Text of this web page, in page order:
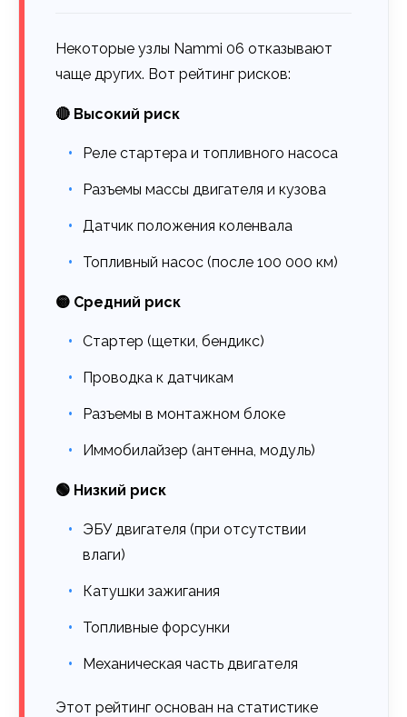
Некоторые узлы Nammi 06 отказывают
чаще других. Вот рейтинг рисков:
🔴 Высокий риск
Реле стартера и топливного насоса
Разъемы массы двигателя и кузова
Датчик положения коленвала
Топливный насос (после 100 000 км)
🟡 Средний риск
Стартер (щетки, бендикс)
Проводка к датчикам
Разъемы в монтажном блоке
Иммобилайзер (антенна, модуль)
🟢 Низкий риск
ЭБУ двигателя (при отсутствии
влаги)
Катушки зажигания
Топливные форсунки
Механическая часть двигателя
Этот рейтинг основан на статистике